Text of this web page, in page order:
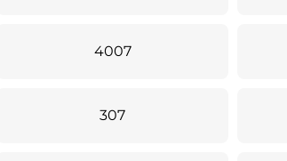
4007
307